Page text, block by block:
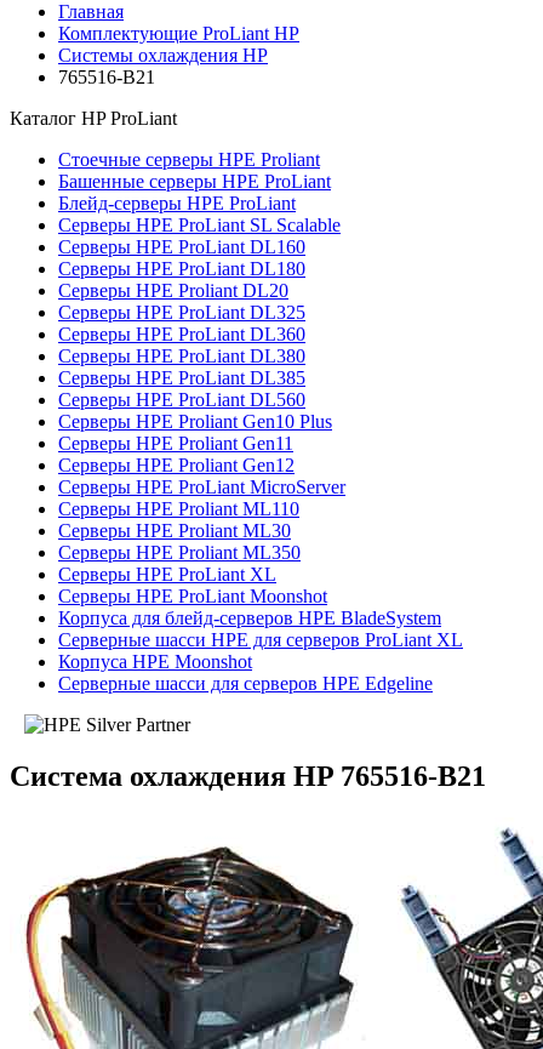
Главная
Комплектующие ProLiant HP
Системы охлаждения HP
765516-B21
Каталог HP ProLiant
Стоечные серверы HPE Proliant
Башенные серверы HPE ProLiant
Блейд-серверы HPE ProLiant
Серверы HPE ProLiant SL Scalable
Серверы HPE ProLiant DL160
Серверы HPE ProLiant DL180
Серверы HPE Proliant DL20
Серверы HPE ProLiant DL325
Серверы HPE ProLiant DL360
Серверы HPE ProLiant DL380
Серверы HPE ProLiant DL385
Серверы HPE ProLiant DL560
Серверы HPE Proliant Gen10 Plus
Серверы HPE Proliant Gen11
Серверы HPE Proliant Gen12
Серверы HPE ProLiant MicroServer
Серверы HPE Proliant ML110
Серверы HPE Proliant ML30
Серверы HPE Proliant ML350
Серверы HPE ProLiant XL
Серверы HPE ProLiant Moonshot
Корпуса для блейд-серверов HPE BladeSystem
Серверные шасси HPE для серверов ProLiant XL
Корпуса HPE Moonshot
Серверные шасси для серверов HPE Edgeline
Система охлаждения HP 765516-B21